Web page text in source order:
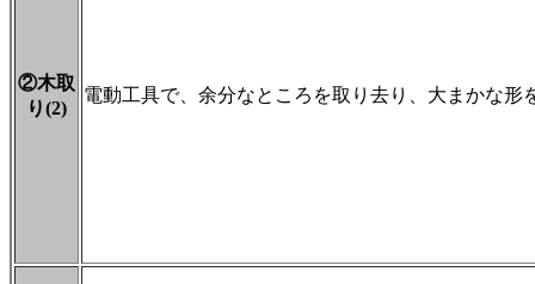
②木取
り(2)
電動工具で、余分なところを取り去り、大まかな形